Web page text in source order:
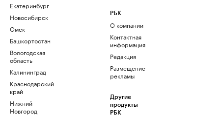
Екатеринбург
Новосибирск
Омск
Башкортостан
Вологодская
область
Калининград
Краснодарский
край
Нижний
Новгород
РБК
О компании
Контактная
информация
Редакция
Размещение
рекламы
Другие
продукты
РБК